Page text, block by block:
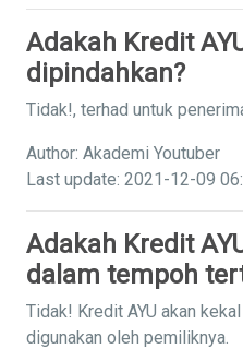
Adakah Kredit
dipindahkan?
Tidak!, terhad untuk
Author: Akademi Youtuber
Last update: 2021-12-09
Adakah Kredit
dalam tempoh
Tidak! Kredit AYU akan
digunakan oleh pemiliknya.